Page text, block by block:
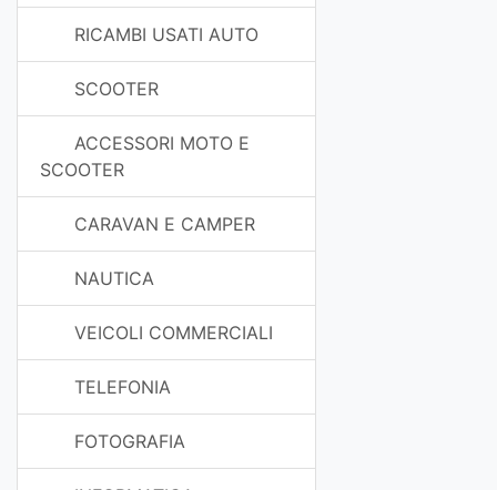
RICAMBI USATI AUTO
SCOOTER
ACCESSORI MOTO E
SCOOTER
CARAVAN E CAMPER
NAUTICA
VEICOLI COMMERCIALI
TELEFONIA
FOTOGRAFIA